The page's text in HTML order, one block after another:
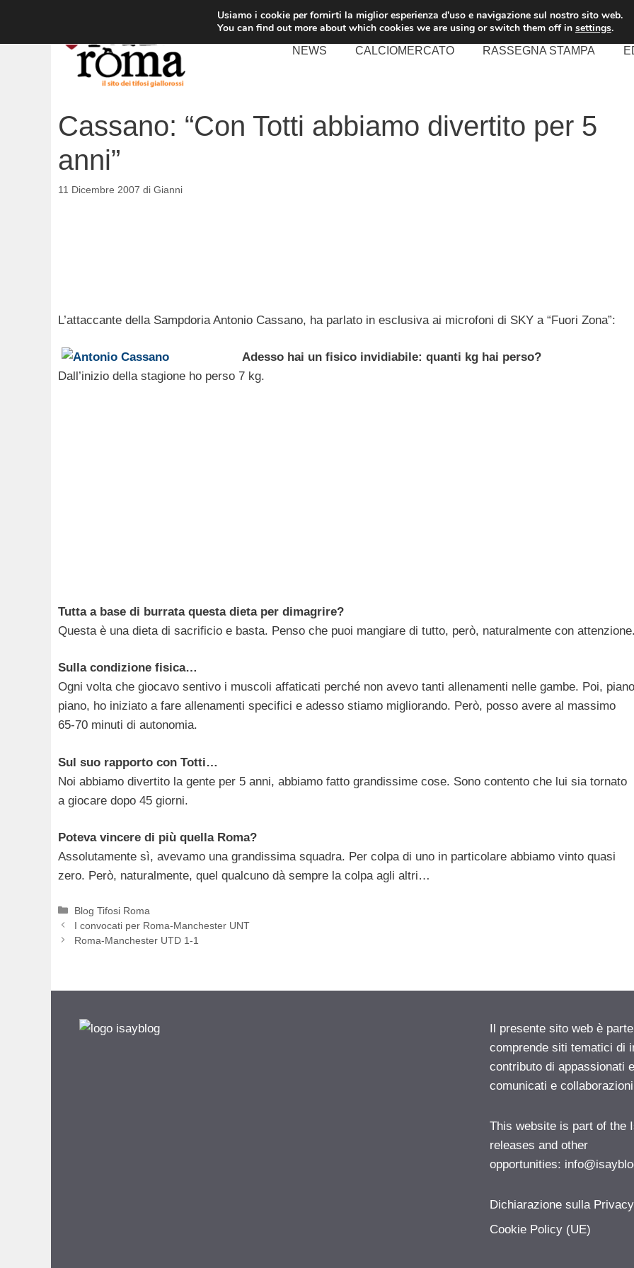
contenuto
NEWS CALCIOMERCATO RASSEGNA STAMPA
Cassano: “Con Totti abbiamo divertito per 5
anni”
11 Dicembre 2007 di Gianni
L’attaccante della Sampdoria Antonio Cassano, ha parlato in esclusiva ai microfoni di SKY a “Fuori Zona”:
Adesso hai un fisico invidiabile: quanti kg hai perso?
Dall’inizio della stagione ho perso 7 kg.
Tutta a base di burrata questa dieta per dimagrire?
Questa è una dieta di sacrificio e basta. Penso che puoi mangiare di tutto, però, naturalmente con
Sulla condizione fisica…
Ogni volta che giocavo sentivo i muscoli affaticati perché non avevo tanti allenamenti nelle gambe. Poi, piano
piano, ho iniziato a fare allenamenti specifici e adesso stiamo migliorando. Però, posso avere al massimo
65-70 minuti di autonomia.
Sul suo rapporto con Totti…
Noi abbiamo divertito la gente per 5 anni, abbiamo fatto grandissime cose. Sono contento che lui sia tornato
a giocare dopo 45 giorni.
Poteva vincere di più quella Roma?
Assolutamente sì, avevamo una grandissima squadra. Per colpa di uno in particolare abbiamo vinto quasi
zero. Però, naturalmente, quel qualcuno dà sempre la colpa agli altri…
Categorie
Blog Tifosi Roma
I convocati per Roma-Manchester UNT
Roma-Manchester UTD 1-1
Il presente sito web è
comprende siti tematici di
contributo di appassionati
comunicati e
This website is part of the
releases and other
opportunities:
Dichiarazione sulla
Cookie Policy (UE)
Usiamo i cookie per fornirti la miglior esperienza d'uso e navigazione sul nostro sito web.
You can find out more about which cookies we are using or switch them off in settings.